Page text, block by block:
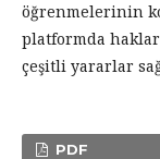
öğrenmelerinin
platformda haklar
çeşitli yararlar
PDF